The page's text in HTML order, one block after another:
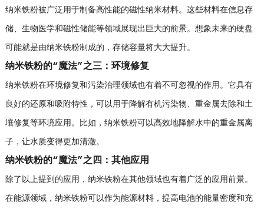
纳米铁粉被广泛用于制备高性能的磁性纳米材料。这些材料在信息存
储、生物医学和磁性储能等领域展现出巨大的前景。想象未来的硬盘
可能就是由纳米铁粉制成的，存储容量将大大提升。
纳米铁粉的“魔法”之三：环境修复
纳米铁粉在环境修复和污染治理领域也有着不可忽视的作用。它具有
良好的还原和吸附特性，可以用于降解有机污染物、重金属去除和土
壤修复等环境应用。比如，纳米铁粉可以高效地降解水中的重金属离
子，让水质变得更加清澈。
纳米铁粉的“魔法”之四：其他应用
除了以上提到的应用，纳米铁粉在其他领域也有着广泛的应用前景。
在能源领域，纳米铁粉可以作为能源材料，提高电池的能量密度和充